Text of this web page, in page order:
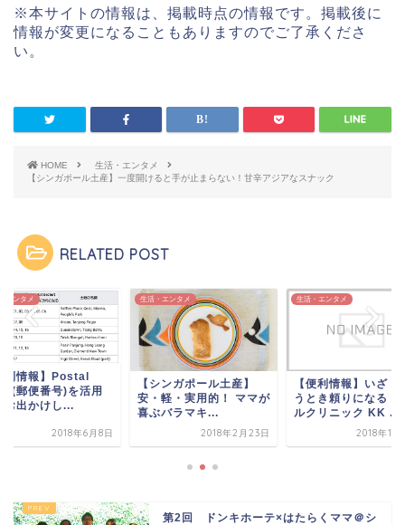
し
て
T
で
共
有
し
い
で
開
き
)
b
o
o
に
ク
ク
し
新
し
ィ
ン
ド
ウ
で
開
き
す
)
ク
し
て
G
で
有
し
い
開
き
す
)
※本サイトの情報は、掲載時点の情報です。掲載後に
情報が変更になることもありますのでご了承くださ
い。
HOME
生活・エンタメ
【シンガポール土産】一度開けると手が止まらない！甘辛アジアなスナック
RELATED POST
エンタメ
利情報】Postal
郵便番号)を活用
お出かけし...
2018年6月8日
生活・エンタメ
【シンガポール土産】
安・軽・実用的！ ママが
喜ぶバラマキ...
2018年2月23日
生活・エンタメ
【便利情報】いざ！
うとき頼りになる
ルクリニック KK ...
2018年11
第2回 ドンキホーテ×はたらくママ＠シ